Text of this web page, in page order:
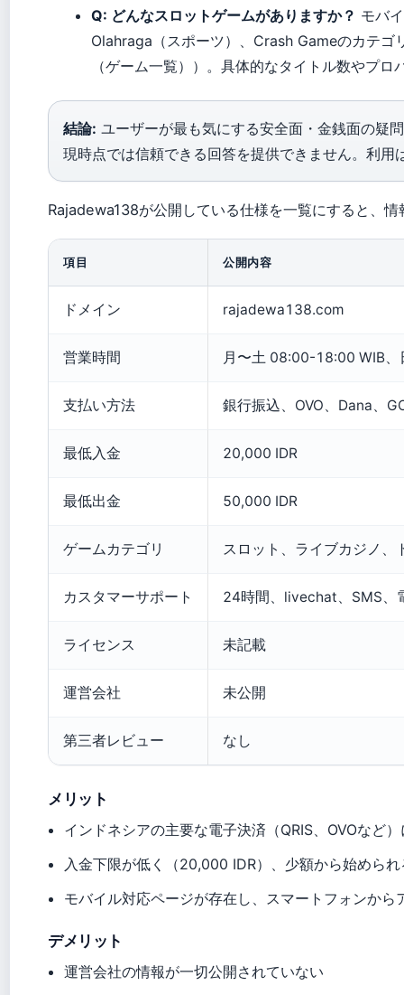
Q: どんなスロットゲームがありますか？ モバ
Olahraga（スポーツ）、Crash Gameのカテ
（ゲーム一覧））。具体的なタイトル数やプ
結論: ユーザーが最も気にする安全面・金銭面の疑
現時点では信頼できる回答を提供できません。利用
Rajadewa138が公開している仕様を一覧にすると、
項目 公開内容
ドメイン rajadewa138.com
営業時間 月〜土 08:00-18:00 WIB、
支払い方法 銀行振込、OVO、Dana、
最低入金 20,000 IDR
最低出金 50,000 IDR
ゲームカテゴリ スロット、ライブカジノ、
カスタマーサポート 24時間、livechat、SMS、
ライセンス 未記載
運営会社 未公開
第三者レビュー なし
メリット
インドネシアの主要な電子決済（QRIS、OVOなど
入金下限が低く（20,000 IDR）、少額から始められ
モバイル対応ページが存在し、スマートフォンから
デメリット
運営会社の情報が一切公開されていない